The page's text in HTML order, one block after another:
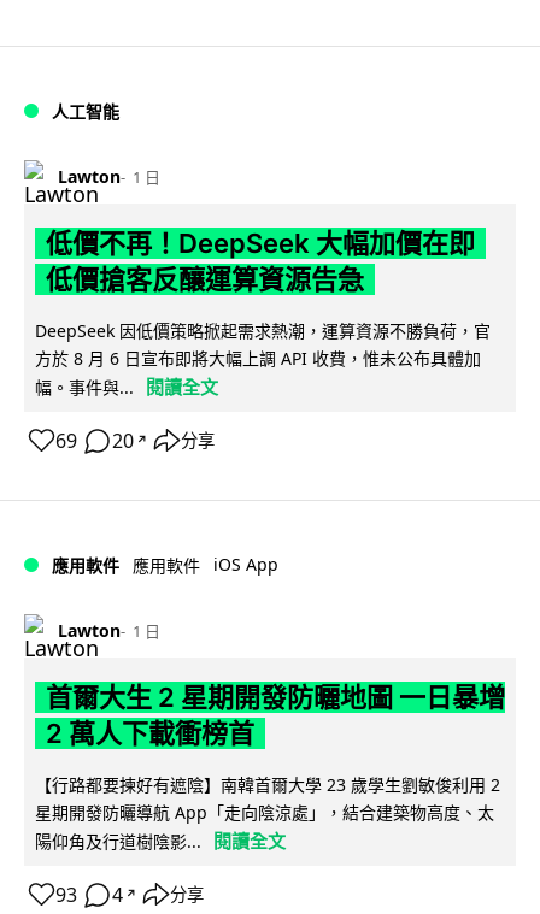
人工智能
Lawton 1 日
低價不再！DeepSeek 大幅加價在即
低價搶客反釀運算資源告急
DeepSeek 因低價策略掀起需求熱潮，運算資源不勝負荷，官
方於 8 月 6 日宣布即將大幅上調 API 收費，惟未公布具體加
幅。事件與...
閱讀全文
69 20 ↗ 分享
應用軟件 應用軟件 iOS App
Lawton 1 日
首爾大生 2 星期開發防曬地圖 一日暴增
2 萬人下載衝榜首
【行路都要揀好有遮陰】南韓首爾大學 23 歲學生劉敏俊利用 2
星期開發防曬導航 App「走向陰涼處」，結合建築物高度、太
陽仰角及行道樹陰影...
閱讀全文
93 4 ↗ 分享